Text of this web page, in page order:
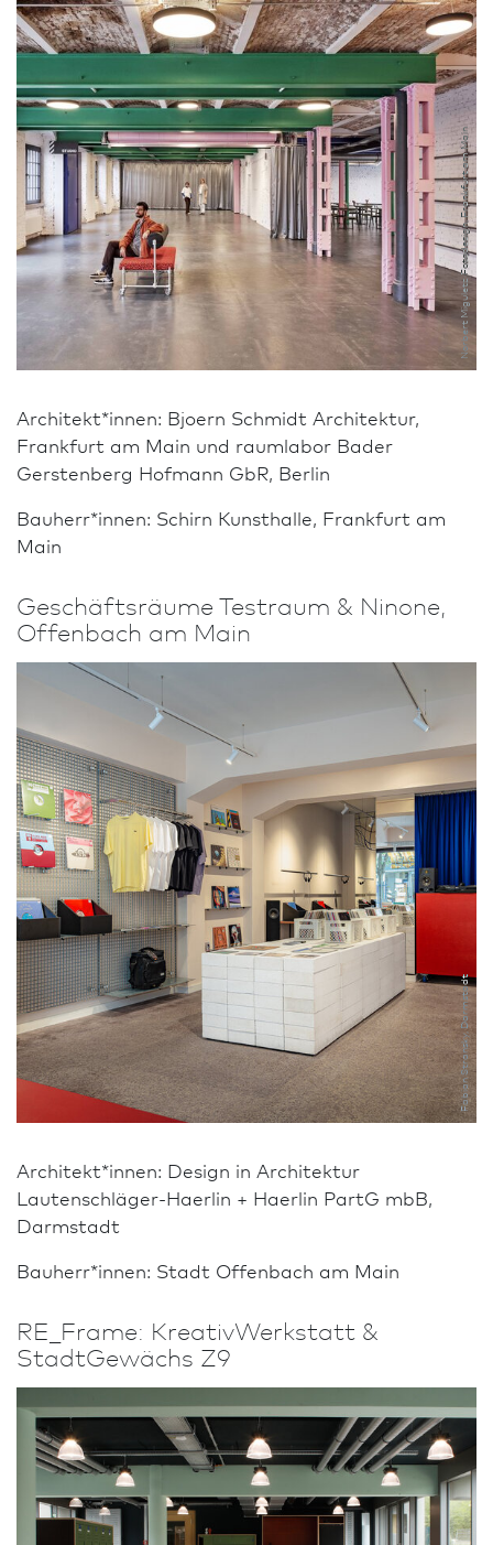
Norbert Miguletz Fotodesign, Frank­furt am Main
Architekt*innen: Bjoern Schmidt Archi­tektur,
Frank­furt am Main und raumlabor Bader
Gerstenberg Hofmann GbR, Berlin
Bauherr*innen: Schirn Kunsthalle, Frank­furt am
Main
Geschäftsräume Testraum & Ninone,
Offenbach am Main
Fabian Stransky, Darm­stadt
Architekt*innen: Design in Archi­tektur
Lautenschläger-Haerlin + Haerlin PartG mbB,
Darm­stadt
Bauherr*innen: Stadt Offenbach am Main
RE_Frame: KreativWerkstatt &
StadtGewächs Z9